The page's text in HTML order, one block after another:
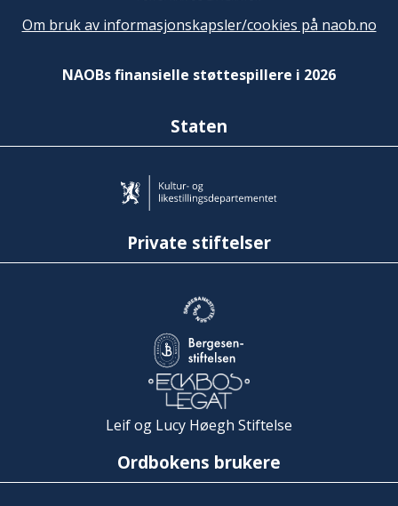
Om bruk av informasjonskapsler/cookies på naob.no
NAOBs finansielle støttespillere i 2026
Staten
Private stiftelser
Leif og Lucy Høegh Stiftelse
Ordbokens brukere